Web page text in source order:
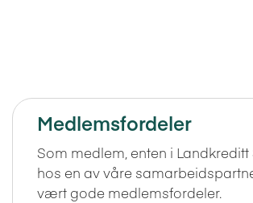
Medlemsfordeler
Som medlem, enten i Landkreditt
hos en av våre
vært gode medlemsfordeler.